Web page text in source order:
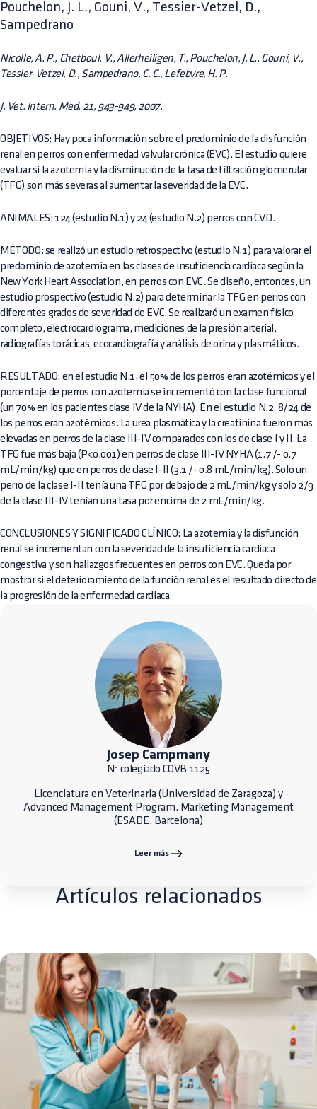
Pouchelon, J. L., Gouni, V., Tessier-Vetzel, D.,
Sampedrano
Nicolle, A. P., Chetboul, V., Allerheiligen, T., Pouchelon, J. L., Gouni, V.,
Tessier-Vetzel, D., Sampedrano, C. C., Lefebvre, H. P.
J. Vet. Intern. Med. 21, 943-949, 2007.
OBJETIVOS: Hay poca información sobre el predominio de la disfunción
renal en perros con enfermedad valvular crónica (EVC). El estudio quiere
evaluar si la azotemia y la disminución de la tasa de filtración glomerular
(TFG) son más severas al aumentar la severidad de la EVC.
ANIMALES: 124 (estudio N.1) y 24 (estudio N.2) perros con CVD.
MÉTODO: se realizó un estudio retrospectivo (estudio N.1) para valorar el
predominio de azotemia en las clases de insuficiencia cardiaca según la
New York Heart Association, en perros con EVC. Se diseño, entonces, un
estudio prospectivo (estudio N.2) para determinar la TFG en perros con
diferentes grados de severidad de EVC. Se realizaró un examen físico
completo, electrocardiograma, mediciones de la presión arterial,
radiografías torácicas, ecocardiografía y análisis de orina y plasmáticos.
RESULTADO: en el estudio N.1, el 50% de los perros eran azotémicos y el
porcentaje de perros con azotemia se incrementó con la clase funcional
(un 70% en los pacientes clase IV de la NYHA). En el estudio N.2, 8/24 de
los perros eran azotémicos. La urea plasmática y la creatinina fueron más
elevadas en perros de la clase III-IV comparados con los de clase I y II. La
TFG fue más baja (P<0.001) en perros de clase III-IV NYHA (1.7 /- 0.7
mL/min/kg) que en perros de clase I-II (3.1 /- 0.8 mL/min/kg). Solo un
perro de la clase I-II tenía una TFG por debajo de 2 mL/min/kg y solo 2/9
de la clase III-IV tenían una tasa por encima de 2 mL/min/kg.
CONCLUSIONES Y SIGNIFICADO CLÍNICO: La azotemia y la disfunción
renal se incrementan con la severidad de la insuficiencia cardiaca
congestiva y son hallazgos frecuentes en perros con EVC. Queda por
mostrar si el deterioramiento de la función renal es el resultado directo de
la progresión de la enfermedad cardiaca.
Josep Campmany
Nº colegiado COVB 1125
Licenciatura en Veterinaria (Universidad de Zaragoza) y
Advanced Management Program. Marketing Management
(ESADE, Barcelona)
Leer más
Artículos relacionados